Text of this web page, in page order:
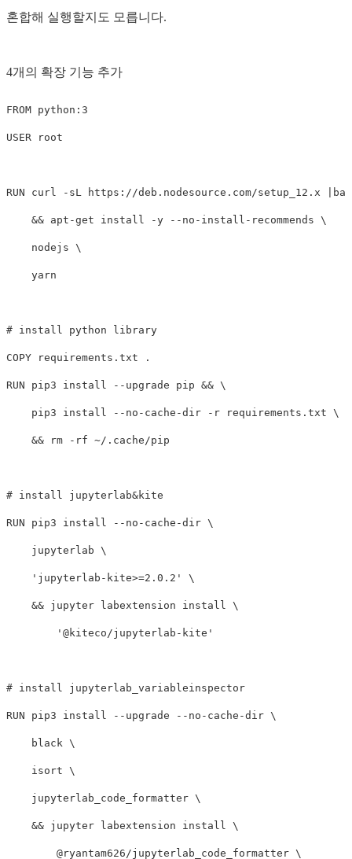
혼합해 실행할지도 모릅니다.
4개의 확장 기능 추가
FROM python:3
USER root
RUN curl -sL https://deb.nodesource.com/setup_12.x
&& apt-get install -y --no-install-recommends
    nodejs
    yarn
# install python library
COPY requirements.txt .
RUN pip3 install --upgrade pip &&
    pip3
install --no-cache-dir -r requirements.txt
&& rm -rf ~/.cache/pip
# install jupyterlab&kite
RUN pip3 install --no-cache-dir
    jupyterlab
'jupyterlab-kite>=2.0.2'
&& jupyter labextension install
'@kiteco/jupyterlab-kite'
# install jupyterlab_variableinspector
RUN pip3 install --upgrade --no-cache-dir
    black
    isort
    jupyterlab_code_formatter
&& jupyter labextension install
        @ryantam626/jupyterlab_code_formatter